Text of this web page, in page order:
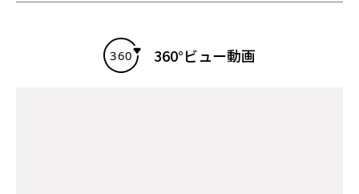
360°ビュー動画